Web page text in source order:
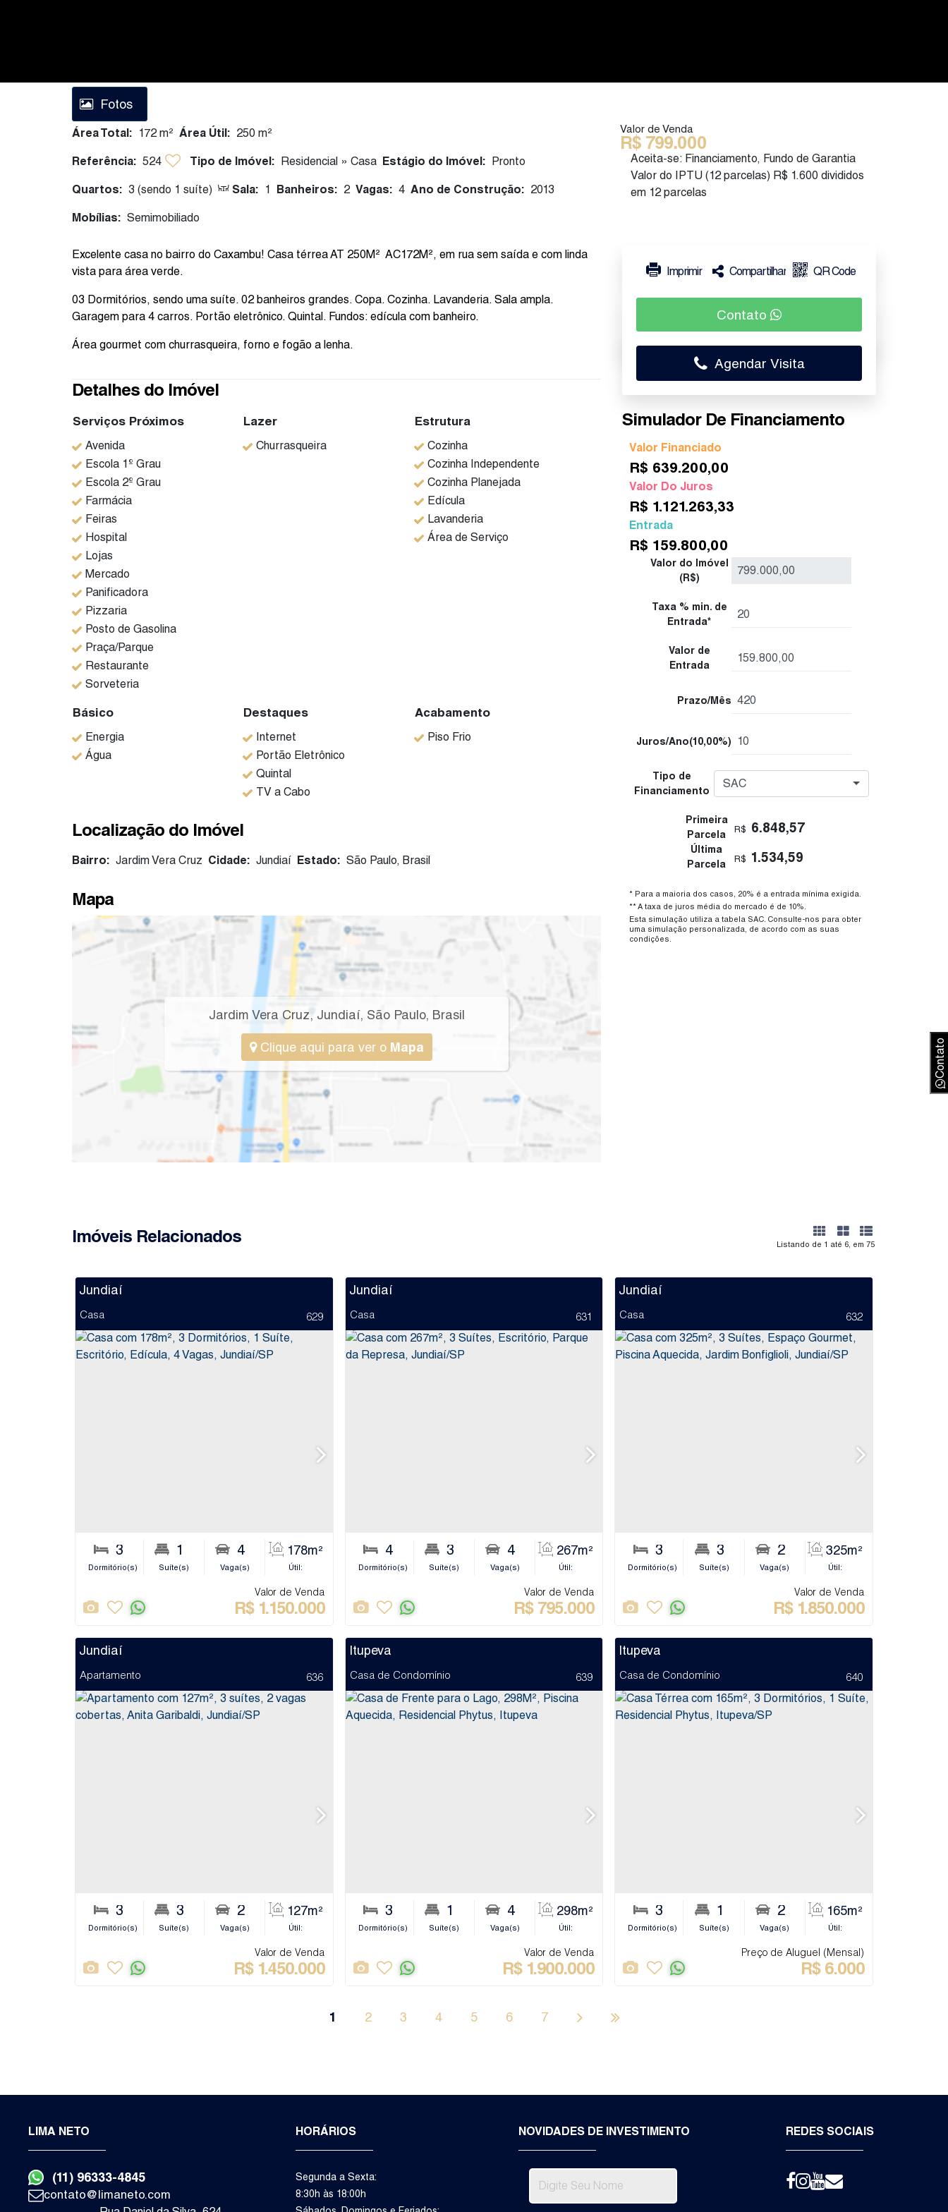
Contato
Fotos
Área Total: 172 m² Área Útil: 250 m²
Referência: 524 Tipo de Imóvel: Residencial » Casa Estágio do Imóvel: Pronto
Quartos: 3 (sendo 1 suíte) Sala: 1 Banheiros: 2 Vagas: 4 Ano de Construção: 2013
Mobílias: Semimobiliado
Excelente casa no bairro do Caxambu! Casa térrea AT 250M² AC172M², em rua sem saída e com linda
vista para área verde.
03 Dormitórios, sendo uma suíte. 02 banheiros grandes. Copa. Cozinha. Lavanderia. Sala ampla.
Garagem para 4 carros. Portão eletrônico. Quintal. Fundos: edícula com banheiro.
Área gourmet com churrasqueira, forno e fogão a lenha.
Detalhes do Imóvel
Serviços Próximos
Avenida
Escola 1º Grau
Escola 2º Grau
Farmácia
Feiras
Hospital
Lojas
Mercado
Panificadora
Pizzaria
Posto de Gasolina
Praça/Parque
Restaurante
Sorveteria
Lazer
Churrasqueira
Estrutura
Cozinha
Cozinha Independente
Cozinha Planejada
Edícula
Lavanderia
Área de Serviço
Básico
Energia
Água
Destaques
Internet
Portão Eletrônico
Quintal
TV a Cabo
Acabamento
Piso Frio
Localização do Imóvel
Bairro: Jardim Vera Cruz Cidade: Jundiaí Estado: São Paulo, Brasil
Mapa
Jardim Vera Cruz,Jundiaí, São Paulo, Brasil
Clique aqui para ver o Mapa
R$ 799.000
Valor de Venda
Aceita-se: Financiamento, Fundo de Garantia
Valor do IPTU (12 parcelas) R$ 1.600 divididos
em 12 parcelas
Imprimir Compartilhar QR Code
Contato
Agendar Visita
Simulador De Financiamento
Valor Financiado
R$ 639.200,00
Valor Do Juros
R$ 1.121.263,33
Entrada
R$ 159.800,00
Valor do Imóvel
(R$)
Taxa % min. de
Entrada*
Valor de
Entrada
Prazo/Mês
Juros/Ano(10,00%)
Tipo de
Financiamento
SAC
Primeira
Parcela
R$ 6.848,57
Última
Parcela
R$ 1.534,59
* Para a maioria dos casos, 20% é a entrada mínima exigida.
** A taxa de juros média do mercado é de 10%.
Esta simulação utiliza a tabela SAC. Consulte-nos para obter
uma simulação personalizada, de acordo com as suas
condições.
Imóveis Relacionados Listando de 1 até 6, em 75
629
Casa
R$1.150.000
Valor de Venda
Jundiaí
3
Dormitório(s)
3
Banheiro(s)
1
Sala(s)
1
Suíte(s)
4
Vaga(s) Útil:
178m²
Terreno:
324m²
631
Casa
R$795.000
Valor de Venda
Jundiaí
4
Dormitório(s)
5
Banheiro(s)
2
Sala(s)
3
Suíte(s)
4
Vaga(s) Útil:
267m²
Terreno:
250m²
632
Casa
R$1.850.000
Valor de Venda
Jundiaí
3
Dormitório(s)
3
Suíte(s)
2
Vaga(s) Útil:
325m²
636
Apartamento
R$1.450.000
Valor de Venda
Jundiaí
3
Dormitório(s)
4
Banheiro(s) Privativo:
127m²
1
Sala(s)
3
Suíte(s)
2
Vaga(s) Útil:
127m²
639
Casa de Condomínio
R$1.900.000
Valor de Venda
Itupeva
3
Dormitório(s)
4
Banheiro(s) Privativo:
298m²
2
Sala(s)
1
Suíte(s)
4
Vaga(s) Útil:
298m² 323m²
640
Casa de Condomínio
R$6.000
Preço de Aluguel (Mensal)
Itupeva
3
Dormitório(s)
1
Suíte(s)
2
Vaga(s) Útil:
165m²
1 2 3 4 5 6 7
LIMA NETO
(11) 96333-4845
contato@limaneto.com
HORÁRIOS
Segunda a Sexta:
8:30h às 18:00h
NOVIDADES DE INVESTIMENTO REDES SOCIAIS